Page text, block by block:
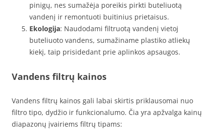
pinigų, nes sumažėja poreikis pirkti buteliuotą
vandenį ir remontuoti buitinius prietaisus.
Ekologija: Naudodami filtruotą vandenį vietoj
buteliuoto vandens, sumažiname plastiko atliekų
kiekį, taip prisidedant prie aplinkos apsaugos.
Vandens filtrų kainos
Vandens filtrų kainos gali labai skirtis priklausomai nuo
filtro tipo, dydžio ir funkcionalumo. Čia yra apžvalga kainų
diapazonų įvairiems filtrų tipams: